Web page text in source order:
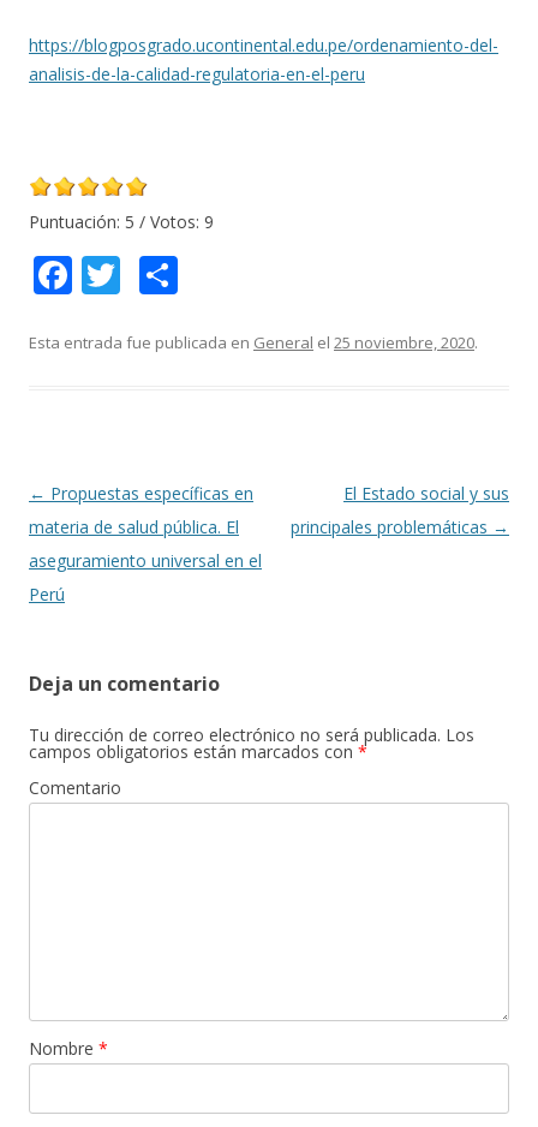
https://blogposgrado.ucontinental.edu.pe/ordenamiento-del-
analisis-de-la-calidad-regulatoria-en-el-peru
Puntuación: 5 / Votos: 9
F
e
k
T
itt m
r
Esta entrada fue publicada en General el 25 noviembre, 2020.
Navegación
de
entradas
← Propuestas específicas en
materia de salud pública. El
aseguramiento universal en el
Perú
El Estado social y sus
principales problemáticas →
Deja un comentario
Tu dirección de correo electrónico no será publicada. Los
campos obligatorios están marcados con *
Comentario
Nombre *